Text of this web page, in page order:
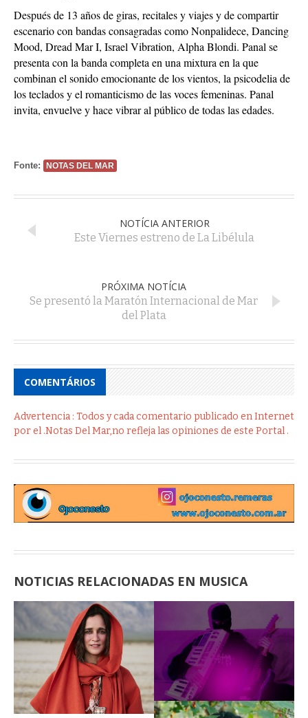
Después de 13 años de giras, recitales y viajes y de compartir
escenario con bandas consagradas como Nonpalidece, Dancing
Mood, Dread Mar I, Israel Vibration, Alpha Blondi. Panal se
presenta con la banda completa en una mixtura en la que
combinan el sonido emocionante de los vientos, la psicodelia de
los teclados y el romanticismo de las voces femeninas. Panal
invita, envuelve y hace vibrar al público de todas las edades.
Fonte: NOTAS DEL MAR
NOTÍCIA ANTERIOR
Este Viernes estreno de La Libélula
PRÓXIMA NOTÍCIA
Se presentó la Maratón Internacional de Mar
del Plata
COMENTÁRIOS
Advertencia : Todos y cada comentario publicado en Internet
por el .Notas Del Mar,no refleja las opiniones de este Portal .
NOTICIAS RELACIONADAS EN MUSICA